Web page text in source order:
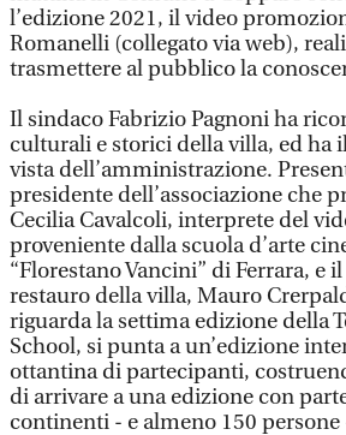
l’edizione 2021, il video
Romanelli (collegato via web),
trasmettere al pubblico la
Il sindaco Fabrizio Pagnoni ha
culturali e storici della villa, ed ha
vista dell’amministrazione.
presidente dell’associazione che
Cecilia Cavalcoli, interprete del
proveniente dalla scuola d’arte
“Florestano Vancini” di Ferrara, e
restauro della villa, Mauro
riguarda la settima edizione della
School, si punta a un’edizione
ottantina di partecipanti,
di arrivare a una edizione con
continenti - e almeno 150